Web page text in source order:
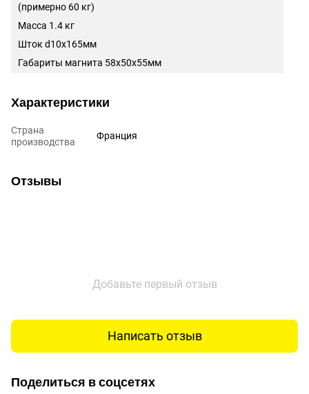
(примерно 60 кг)
Масса 1.4 кг
Шток d10х165мм
Габариты магнита 58х50х55мм
Характеристики
Страна
производства
Франция
Отзывы
Добавьте первый отзыв
Написать отзыв
Поделиться в соцсетях